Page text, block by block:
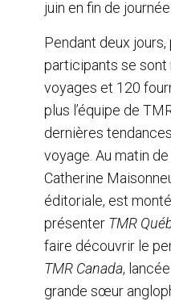
juin en fin de journée.
Pendant deux
participants se
voyages et 120
plus l’équipe de
dernières
voyage. Au matin
Catherine
éditoriale, est
présenter TMR
faire découvrir le
TMR Canada,
grande sœur